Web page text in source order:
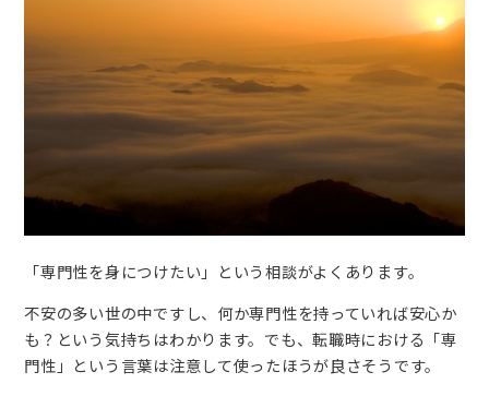
「専門性を身につけたい」という相談がよくあります。
不安の多い世の中ですし、何か専門性を持っていれば安心か
も？という気持ちはわかります。でも、転職時における「専
門性」という言葉は注意して使ったほうが良さそうです。